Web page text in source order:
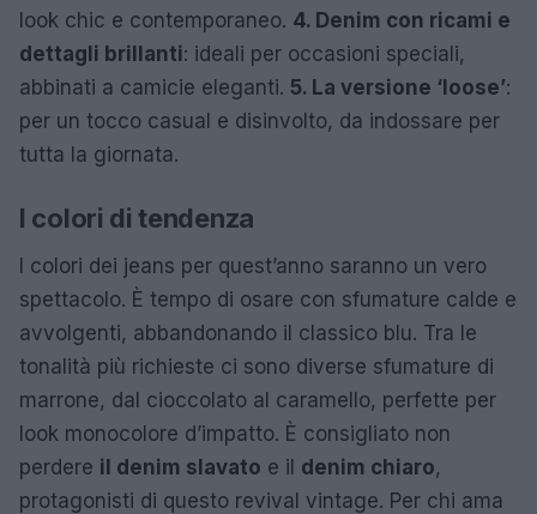
look chic e contemporaneo. 4. Denim con ricami e
dettagli brillanti: ideali per occasioni speciali,
abbinati a camicie eleganti. 5. La versione ‘loose’:
per un tocco casual e disinvolto, da indossare per
tutta la giornata.
I colori di tendenza
I colori dei jeans per quest’anno saranno un vero
spettacolo. È tempo di osare con sfumature calde e
avvolgenti, abbandonando il classico blu. Tra le
tonalità più richieste ci sono diverse sfumature di
marrone, dal cioccolato al caramello, perfette per
look monocolore d’impatto. È consigliato non
perdere il denim slavato e il denim chiaro,
protagonisti di questo revival vintage. Per chi ama